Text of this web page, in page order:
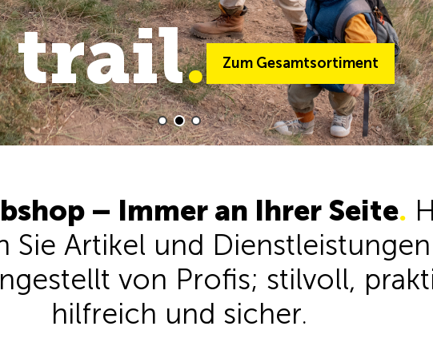
. Zum Gesamtsortiment
trail. Zum GesamtsortimentZum
– Immer an Ihrer Seite.
Sie Artikel und Dienstleistungen
von Profis; stilvoll,
hilfreich und sicher.